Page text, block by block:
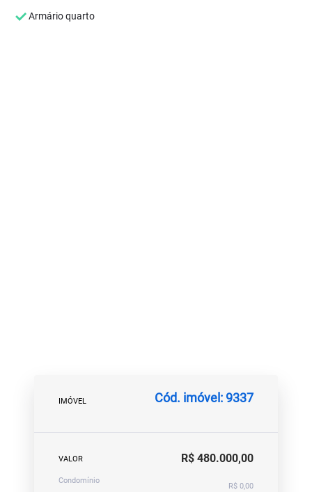
Armário quarto
IMÓVEL Cód. imóvel: 9337
VALOR R$ 480.000,00
Condomínio
R$ 0,00